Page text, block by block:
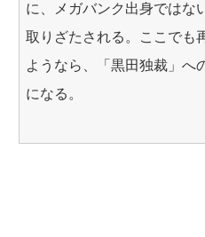
に、メガバンク出身ではな
取りざたされる。ここでも
ようなら、「黒田独裁」へ
になる。